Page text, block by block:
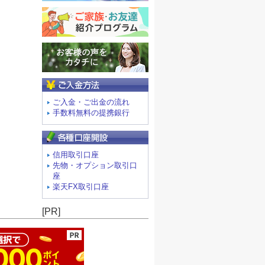
ご入金・ご出金の流れ
手数料無料の提携銀行
信用取引口座
先物・オプション取引口
座
楽天FX取引口座
[PR]